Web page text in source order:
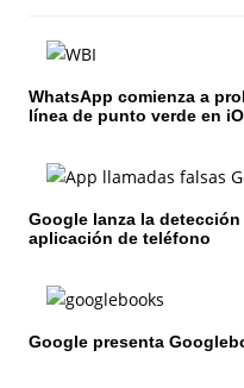
n
d
e
e
n
r
WhatsApp comienza a
línea de punto verde en
Google lanza la
aplicación de teléfono
Google presenta